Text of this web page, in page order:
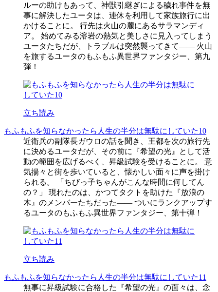
ルーの助けもあって、神獣引継ぎによる穢れ事件を無
事に解決したユータは、連休を利用して家族旅行に出
かけることに。 行先は火山の麓にあるサラマンディ
ア。 始めてみる溶岩の熱気と美しさに見入ってしまう
ユータたちだが、トラブルは突然襲ってきて―― 火山
を旅するユータのもふもふ異世界ファンタジー、第九
弾！
立ち読み
もふもふを知らなかったら人生の半分は無駄にしていた10
近衛兵の副隊長ガウロの話を聞き、王都を次の旅行先
に決めるユータだが、その前に『希望の光』として活
動の範囲を広げるべく、昇級試験を受けることに。 意
気揚々と街を歩いていると、懐かしい面々に声を掛け
られる。 「ちびっ子ちゃんがこんな時間に何してん
の？」 現れたのは、かつてタクトを助けた『放浪の
木』のメンバーたちだった―― ついにランクアップす
るユータのもふもふ異世界ファンタジー、第十弾！
立ち読み
もふもふを知らなかったら人生の半分は無駄にしていた11
無事に昇級試験に合格した『希望の光』の面々は、念